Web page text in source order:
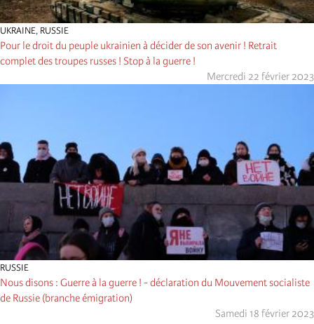
UKRAINE, RUSSIE
Pour le droit du peuple ukrainien à décider de son avenir ! Retrait
complet des troupes russes ! Stop à la guerre !
Mercredi 22 février 2023
RUSSIE
Nous disons : Guerre à la guerre ! - déclaration du Mouvement socialiste
de Russie (branche émigration)
Samedi 18 février 2023